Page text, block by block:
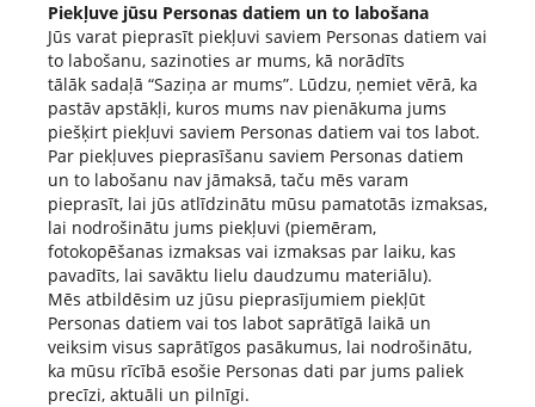
Piekļuve jūsu Personas datiem un to labošana
Jūs varat pieprasīt piekļuvi saviem Personas datiem vai
to labošanu, sazinoties ar mums, kā norādīts
tālāk sadaļā “Saziņa ar mums”. Lūdzu, ņemiet vērā, ka
pastāv apstākļi, kuros mums nav pienākuma jums
piešķirt piekļuvi saviem Personas datiem vai tos labot.
Par piekļuves pieprasīšanu saviem Personas datiem
un to labošanu nav jāmaksā, taču mēs varam
pieprasīt, lai jūs atlīdzinātu mūsu pamatotās izmaksas,
lai nodrošinātu jums piekļuvi (piemēram,
fotokopēšanas izmaksas vai izmaksas par laiku, kas
pavadīts, lai savāktu lielu daudzumu materiālu).
Mēs atbildēsim uz jūsu pieprasījumiem piekļūt
Personas datiem vai tos labot saprātīgā laikā un
veiksim visus saprātīgos pasākumus, lai nodrošinātu,
ka mūsu rīcībā esošie Personas dati par jums paliek
precīzi, aktuāli un pilnīgi.